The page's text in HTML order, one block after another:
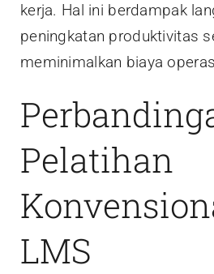
kerja. Hal ini berdampak
peningkatan produktivitas
meminimalkan biaya
Pelatihan
LMS